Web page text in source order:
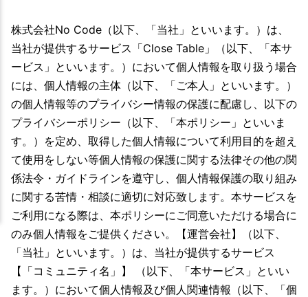
株式会社No Code（以下、「当社」といいます。）は、
当社が提供するサービス「Close Table」（以下、「本サ
ービス」といいます。）において個人情報を取り扱う場合
には、個人情報の主体（以下、「ご本人」といいます。）
の個人情報等のプライバシー情報の保護に配慮し、以下の
プライバシーポリシー（以下、「本ポリシー」といいま
す。）を定め、取得した個人情報について利用目的を超え
て使用をしない等個人情報の保護に関する法律その他の関
係法令・ガイドラインを遵守し、個人情報保護の取り組み
に関する苦情・相談に適切に対応致します。本サービスを
ご利用になる際は、本ポリシーにご同意いただける場合に
のみ個人情報をご提供ください。【運営会社】（以下、
「当社」といいます。）は、当社が提供するサービス
【「コミュニティ名」】 （以下、「本サービス」といい
ます。）において個人情報及び個人関連情報（以下、「個